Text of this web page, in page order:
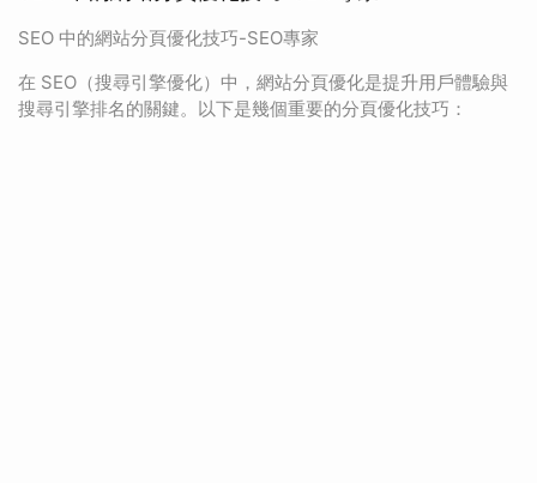
SEO 中的網站分頁優化技巧-SEO專家
在 SEO（搜尋引擎優化）中，網站分頁優化是提升用戶體驗與
搜尋引擎排名的關鍵。以下是幾個重要的分頁優化技巧：